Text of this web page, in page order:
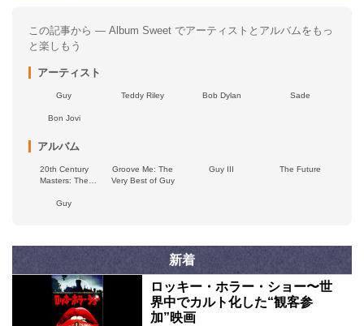
この記事から — Album Sweet でアーティストとアルバムをもっ
と楽しもう
アーティスト
Guy Teddy Riley Bob Dylan Sade
Bon Jovi
アルバム
20th Century
Masters: The
Collection: The
Groove Me: The
Very Best of Guy
Guy III The Future
Guy
新着
ロッキー・ホラー・ショー〜世
界中でカルト化した“観客参
加”映画